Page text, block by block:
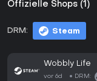
Offizielle Shops (1)
DRM: Steam
Wobbly Life
vor 6d DRM: